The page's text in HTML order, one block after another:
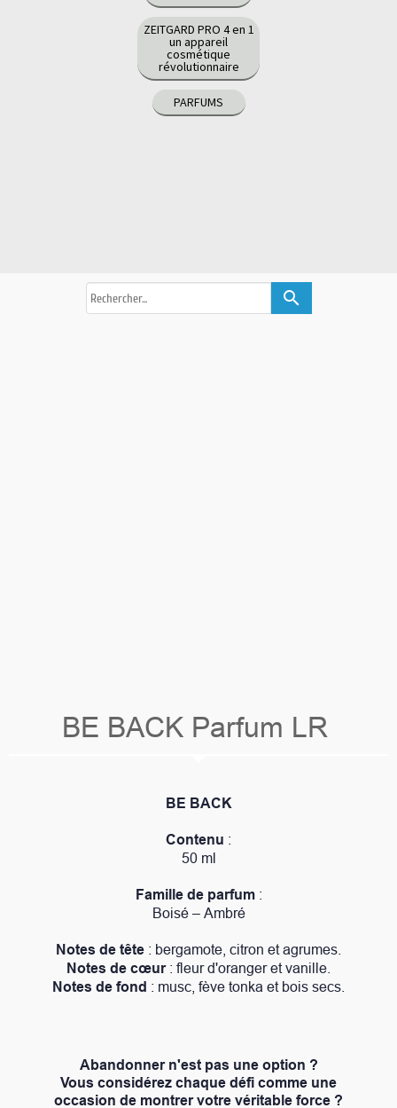
ZEITGARD PRO 4 en 1
un appareil
cosmétique
révolutionnaire
PARFUMS
search
BE BACK Parfum LR
BE BACK
Contenu :
50 ml
Famille de parfum:
Boisé – Ambré
Notes de tête : bergamote, citron et agrumes.
Notes de cœur: fleur d'oranger et vanille.
Notes de fond : musc, fève tonka et bois secs.
Abandonner n'est pas une option ?
Vous considérez chaque défi comme une
occasion de montrer votre véritable force ?